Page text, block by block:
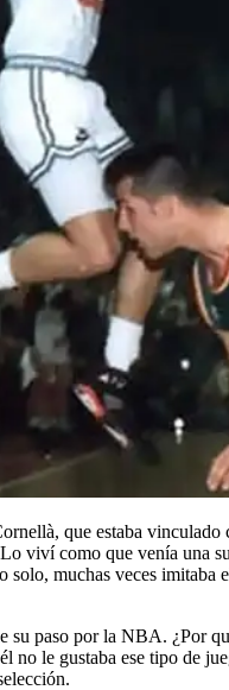
que estaba
viví como que venía una
muchas veces
su paso por la NBA. ¿Por
le gustaba ese tipo de